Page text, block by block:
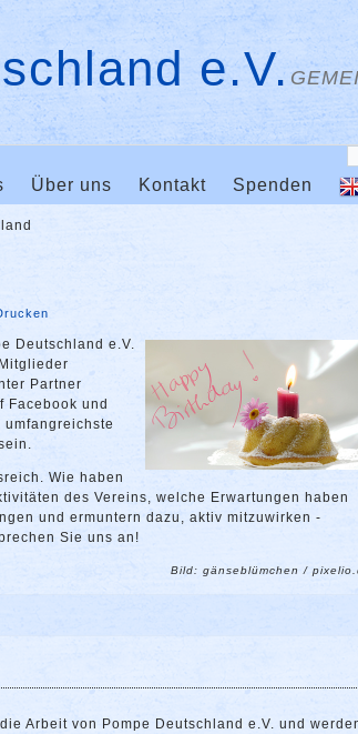
e.V.
Über uns Kontakt Spenden
Deutschland e.V.
Partner
Facebook und
Wie haben
des Vereins, welche Erwartungen haben
und ermuntern dazu, aktiv mitzuwirken -
Sie uns an!
Bild: gänseblümchen /
Arbeit von Pompe Deutschland e.V. und